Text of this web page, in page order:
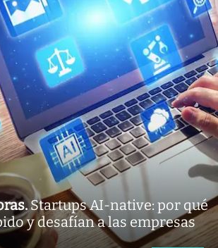
.Startups AI-native: por qué
y desafían a las empresas